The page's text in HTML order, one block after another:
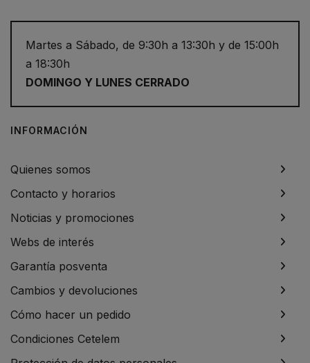
Martes a Sábado, de 9:30h a 13:30h y de 15:00h
a 18:30h
DOMINGO Y LUNES CERRADO
INFORMACIÓN
Quienes somos
Contacto y horarios
Noticias y promociones
Webs de interés
Garantía posventa
Cambios y devoluciones
Cómo hacer un pedido
Condiciones Cetelem